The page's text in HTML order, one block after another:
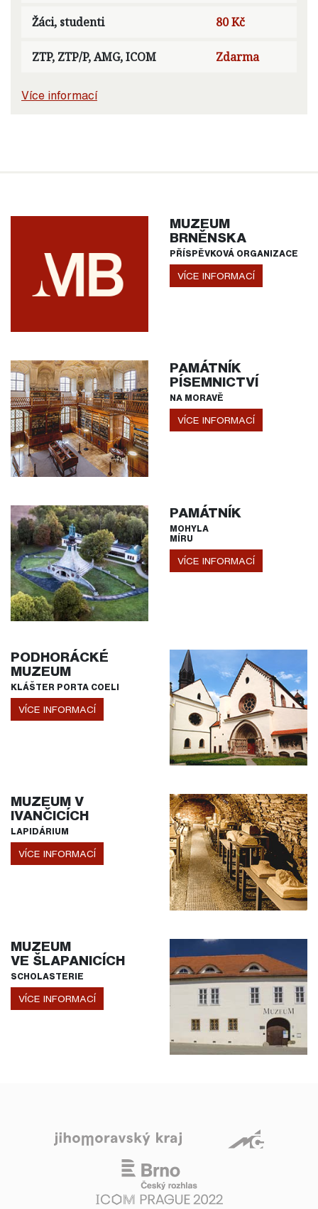
Žáci, studenti 80 Kč
ZTP, ZTP/P, AMG, ICOM Zdarma
Více informací
MUZEUM
BRNĚNSKA
PŘÍSPĚVKOVÁ ORGANIZACE
VÍCE INFORMACÍ
PAMÁTNÍK
PÍSEMNICTVÍ
NA MORAVĚ
VÍCE INFORMACÍ
PAMÁTNÍK
MOHYLA
MÍRU
VÍCE INFORMACÍ
PODHORÁCKÉ
MUZEUM
KLÁŠTER PORTA COELI
VÍCE INFORMACÍ
MUZEUM V
IVANČICÍCH
LAPIDÁRIUM
VÍCE INFORMACÍ
MUZEUM
VE ŠLAPANICÍCH
SCHOLASTERIE
VÍCE INFORMACÍ